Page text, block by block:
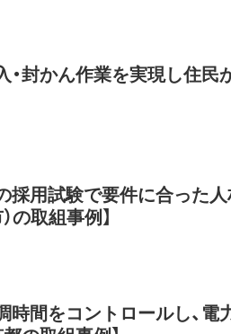
・封かん作業を実現し住民
採用試験で要件に合った人
の取組事例】
時間をコントロールし、電